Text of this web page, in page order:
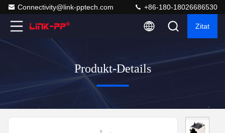
Connectivity@link-pptech.com +86-180-18026686530
Zitat
Produkt-Details